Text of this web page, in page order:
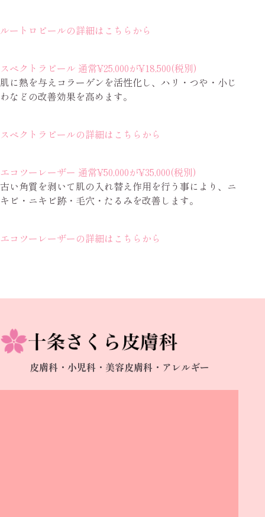
ルートロピールの詳細はこちらから
スペクトラピール 通常¥25,000が¥18,500(税別)
肌に熱を与えコラーゲンを活性化し、ハリ・つや・小じ
わなどの改善効果を高めます。
スペクトラピールの詳細はこちらから
エコツーレーザー 通常¥50,000が¥35,000(税別)
古い角質を剥いて肌の入れ替え作用を行う事により、ニ
キビ・ニキビ跡・毛穴・たるみを改善します。
エコツーレーザーの詳細はこちらから
皮膚科・小児科・美容皮膚科・アレルギー